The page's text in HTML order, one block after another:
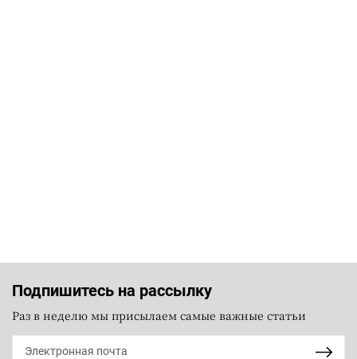
Подпишитесь на рассылку
Раз в неделю мы присылаем самые важные статьи